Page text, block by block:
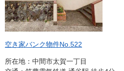
空き家バンク物件No.522
所在地：中間市太賀一丁目